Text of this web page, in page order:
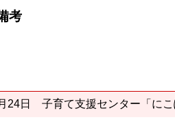
考
24日 子育て支援センター「に